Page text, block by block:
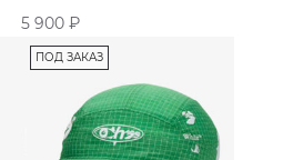
«White»
5 900 ₽
ПОД ЗАКАЗ